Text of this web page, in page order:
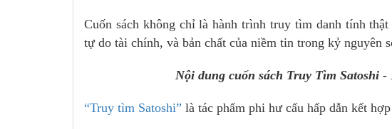
Cuốn sách không chỉ là hành trình truy tìm danh tính
tự do tài chính, và bản chất của niềm tin trong kỷ nguyên
Nội dung cuốn sách Truy Tìm Satoshi
“Truy tìm Satoshi” là tác phẩm phi hư cấu hấp dẫn kết